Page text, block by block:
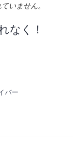
いません。
なく！
バー